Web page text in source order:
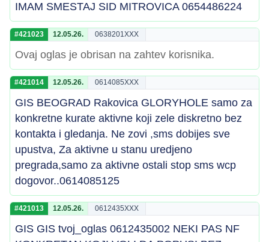
IMAM SMESTAJ SID MITROVICA 0654486224
#421023 12.05.26. 0638201XXX
Ovaj oglas je obrisan na zahtev korisnika.
#421014 12.05.26. 0614085XXX
GIS BEOGRAD Rakovica GLORYHOLE samo za
konkretne kurate aktivne koji zele diskretno bez
kontakta i gledanja. Ne zovi ,sms dobijes sve
upustva, Za aktivne u stanu uredjeno
pregrada,samo za aktivne ostali stop sms wcp
dogovor..0614085125
#421013 12.05.26. 0612435XXX
GIS GIS tvoj_oglas 0612435002 NEKI PAS NF